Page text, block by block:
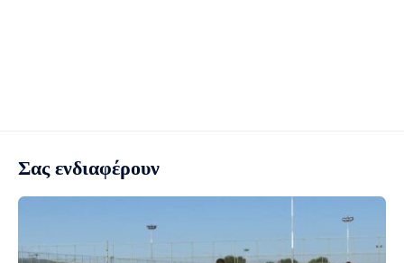
Σας ενδιαφέρουν